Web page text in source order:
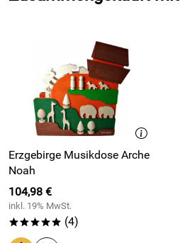
Erzgebirge Musikdose Arche
Noah
104,98 €
inkl. 19% MwSt.
***** (4)